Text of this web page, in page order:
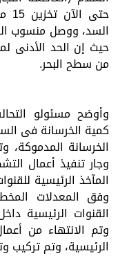
من سطح البحر.
وأوضح مسئولو
الخرسانة المدموكة،
وجار تنفيذ أعمال
المآخذ الرئيسية
وفق المعدلات
الرئيسية، وتم تركيب